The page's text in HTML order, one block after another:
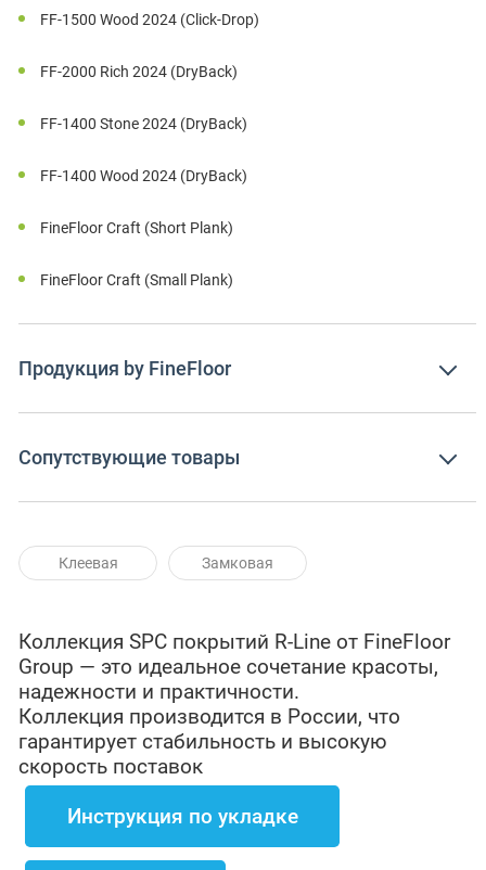
FF-1500 Wood 2024 (Click-Drop)
FF-2000 Rich 2024 (DryBack)
FF-1400 Stone 2024 (DryBack)
FF-1400 Wood 2024 (DryBack)
FineFloor Craft (Short Plank)
FineFloor Craft (Small Plank)
Продукция by FineFloor
Сопутствующие товары
Клеевая Замковая
Коллекция SPC покрытий R-Line от FineFloor
Group — это идеальное сочетание красоты,
надежности и практичности.
Коллекция производится в России, что
гарантирует стабильность и высокую
скорость поставок
Инструкция по укладке